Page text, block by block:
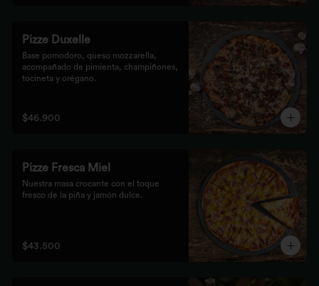
Pizze Duxelle
Base pomodoro, queso mozzarella,
acompañado de pimienta, champiñones,
tocineta y orégano.
$46.900
Pizze Fresca Miel
Nuestra masa crocante con el toque
fresco de la piña y jamón dulce.
$43.500